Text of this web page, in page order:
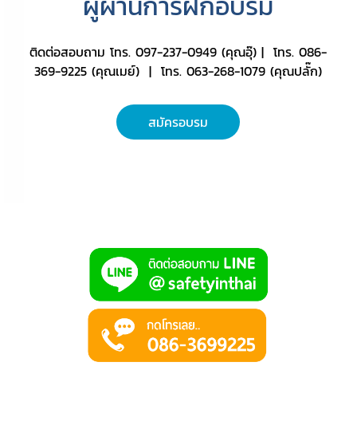
ติดต่อสอบถาม โทร. 097-237-0949 (คุณอุ๊) | โทร. 086-
369-9225 (คุณเมย์) | โทร. 063-268-1079 (คุณปลั๊ก)
สมัครอบรม